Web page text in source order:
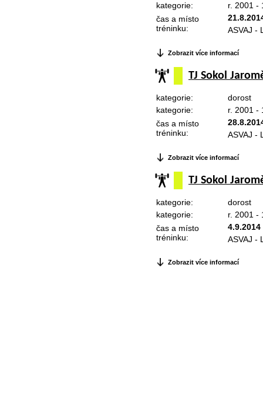
kategorie:
r. 2001 -
čas a místo
tréninku:
ASVAJ -
Zobrazit více informací
TJ Sokol
kategorie:
dorost
kategorie:
r. 2001 -
čas a místo
tréninku:
ASVAJ -
Zobrazit více informací
TJ Sokol
kategorie:
dorost
kategorie:
r. 2001 -
čas a místo
tréninku:
ASVAJ -
Zobrazit více informací